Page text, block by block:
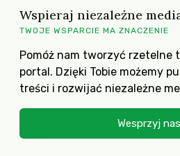
Wspieraj niezależne
TWOJE WSPARCIE MA ZNACZENIE
Pomóż nam tworzyć rzetelne
portal. Dzięki Tobie możemy
treści i rozwijać niezależne
Wesprzyj